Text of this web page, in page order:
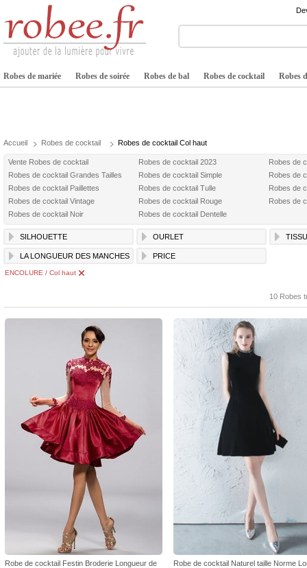
Robes de mariée Robes de soirée Robes de bal Robes de cocktail Robes
Accueil Robes de cocktail Robes de cocktail Col haut
Vente Robes de cocktail Robes de cocktail 2023
Robes de
Robes de cocktail Grandes Tailles
Robes de cocktail Simple
Robes de
Robes de cocktail Paillettes
Robes de cocktail Tulle
Robes de
Robes de cocktail Vintage
Robes de cocktail Rouge
Robes de
Robes de cocktail Noir
Robes de cocktail Dentelle
SILHOUETTE OURLET TISSU
LA LONGUEUR DES MANCHES PRICE
ENCOLURE / Col haut
10 Robes
Robe de cocktail Festin Broderie Longueur de
Robe de cocktail Naturel taille Norme